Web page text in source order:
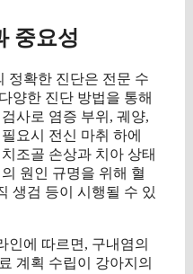
중요성
정확한 진단은 전문 수
양한 진단 방법을 통해
사로 염증 부위, 궤양,
요시 전신 마취 하에
조골 손상과 치아 상태
원인 규명을 위해 혈
생검 등이 시행될 수 있
인에 따르면, 구내염의
계획 수립이 강아지의